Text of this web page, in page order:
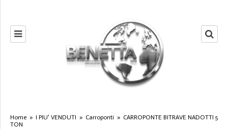
Home » I PIU' VENDUTI » Carroponti » CARROPONTE BITRAVE NADOTTI 5
TON